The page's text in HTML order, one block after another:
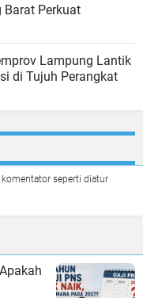
Barat Perkuat
Lampung Lantik
di Tujuh Perangkat
seperti diatur